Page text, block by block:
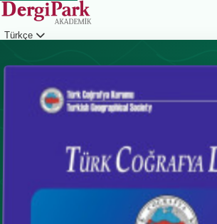
Türkçe